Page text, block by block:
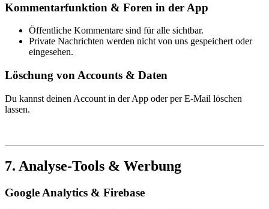
Kommentarfunktion & Foren in der App
Öffentliche Kommentare sind für alle sichtbar.
Private Nachrichten werden nicht von uns gespeichert oder
eingesehen.
Löschung von Accounts & Daten
Du kannst deinen Account in der App oder per E-Mail löschen
lassen.
7. Analyse-Tools & Werbung
Google Analytics & Firebase